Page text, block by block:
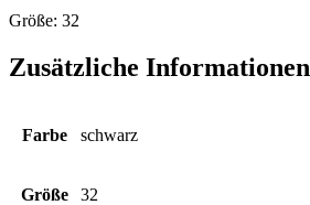
Größe: 32
Zusätzliche Informationen
Farbe schwarz
Größe 32